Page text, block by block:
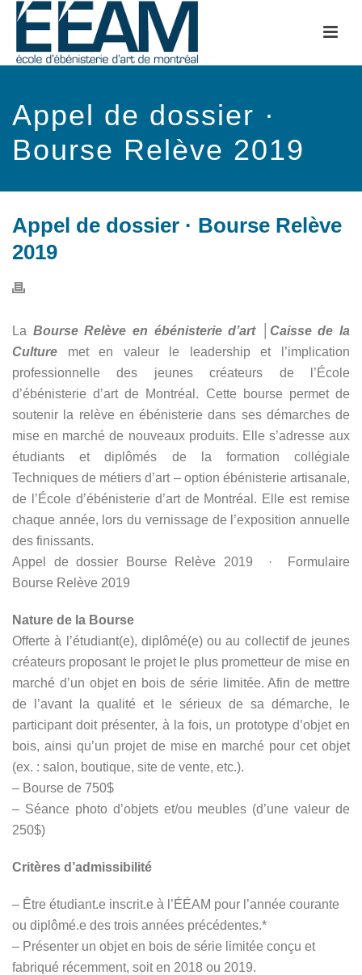
Appel de dossier ·
Bourse Relève 2019
Appel de dossier · Bourse Relève
2019
La Bourse Relève en ébénisterie d’art │Caisse de la
Culture
met en valeur le leadership et l’implication
professionnelle des jeunes créateurs de l’École
d’ébénisterie d’art de Montréal. Cette bourse permet de
soutenir la relève en ébénisterie dans ses démarches de
mise en marché de nouveaux produits. Elle s’adresse aux
étudiants et diplômés de la formation collégiale
Techniques de métiers d’art – option ébénisterie artisanale,
de l’École d’ébénisterie d’art de Montréal. Elle est remise
chaque année, lors du vernissage de l’exposition annuelle
des finissants.
Appel de dossier Bourse Relève 2019 ·
Formulaire
Bourse Relève 2019
Nature de la Bourse
Offerte à l’étudiant(e), diplômé(e) ou au collectif de jeunes
créateurs proposant le projet le plus prometteur de mise en
marché d’un objet en bois de série limitée. Afin de mettre
de l’avant la qualité et le sérieux de sa démarche, le
participant doit présenter, à la fois, un prototype d’objet en
bois, ainsi qu’un projet de mise en marché pour cet objet
(ex. : salon, boutique, site de vente, etc.).
– Bourse de 750$
– Séance photo d’objets et/ou meubles (d’une valeur de
250$)
Critères d’admissibilité
– Être étudiant.e inscrit.e à l’ÉÉAM pour l’année courante
ou diplômé.e des trois années précédentes.*
– Présenter un objet en bois de série limitée conçu et
fabriqué récemment, soit en 2018 ou 2019.